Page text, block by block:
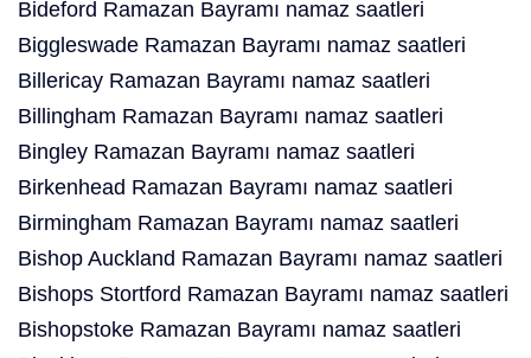
Bideford Ramazan Bayramı namaz saatleri
Biggleswade Ramazan Bayramı namaz saatleri
Billericay Ramazan Bayramı namaz saatleri
Billingham Ramazan Bayramı namaz saatleri
Bingley Ramazan Bayramı namaz saatleri
Birkenhead Ramazan Bayramı namaz saatleri
Birmingham Ramazan Bayramı namaz saatleri
Bishop Auckland Ramazan Bayramı namaz saatleri
Bishops Stortford Ramazan Bayramı namaz saatleri
Bishopstoke Ramazan Bayramı namaz saatleri